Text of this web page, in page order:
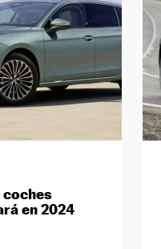
coches
en 2024